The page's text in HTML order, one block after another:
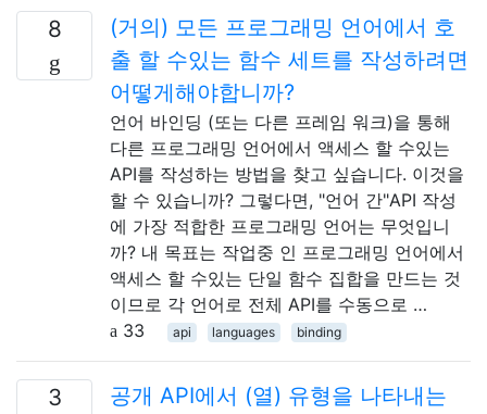
8
(거의) 모든 프로그래밍 언어에서 호
출 할 수있는 함수 세트를 작성하려면
어떻게해야합니까?
언어 바인딩 (또는 다른 프레임 워크)을 통해
다른 프로그래밍 언어에서 액세스 할 수있는
API를 작성하는 방법을 찾고 싶습니다. 이것을
할 수 있습니까? 그렇다면, "언어 간"API 작성
에 가장 적합한 프로그래밍 언어는 무엇입니
까? 내 목표는 작업중 인 프로그래밍 언어에서
액세스 할 수있는 단일 함수 집합을 만드는 것
이므로 각 언어로 전체 API를 수동으로 …
33
api languages binding
3
공개 API에서 (열) 유형을 나타내는